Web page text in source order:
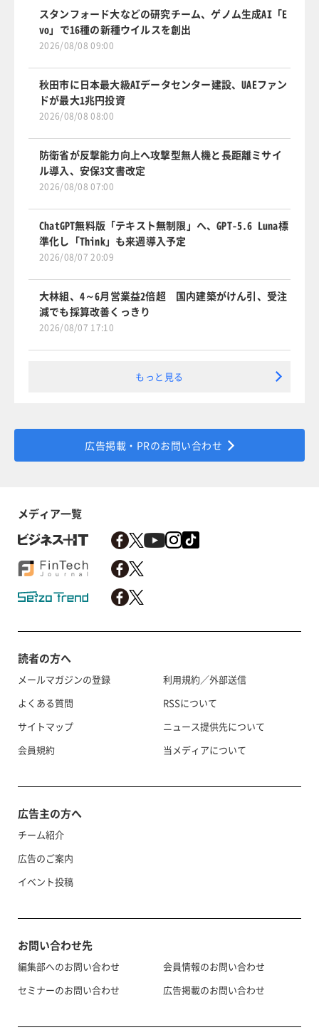
スタンフォード大などの研究チーム、ゲノム生成AI「E
vo」で16種の新種ウイルスを創出
2026/08/08 09:00
秋田市に日本最大級AIデータセンター建設、UAEファン
ドが最大1兆円投資
2026/08/08 08:00
防衛省が反撃能力向上へ攻撃型無人機と長距離ミサイ
ル導入、安保3文書改定
2026/08/08 07:00
ChatGPT無料版「テキスト無制限」へ、GPT-5.6 Luna標
準化し「Think」も来週導入予定
2026/08/07 20:09
大林組、4～6月営業益2倍超 国内建築がけん引、受注
減でも採算改善くっきり
2026/08/07 17:10
もっと見る
広告掲載・PRのお問い合わせ
メディア一覧
読者の方へ
メールマガジンの登録
よくある質問
サイトマップ
会員規約
利用規約／外部送信
RSSについて
ニュース提供先について
当メディアについて
広告主の方へ
チーム紹介
広告のご案内
イベント投稿
お問い合わせ先
編集部へのお問い合わせ
セミナーのお問い合わせ
会員情報のお問い合わせ
広告掲載のお問い合わせ